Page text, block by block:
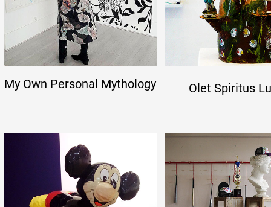
My Own Personal Mythology Olet Spiritus